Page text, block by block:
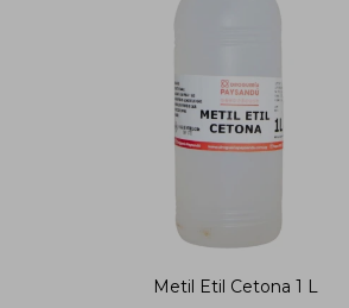
Metil Etil Cetona 1 L